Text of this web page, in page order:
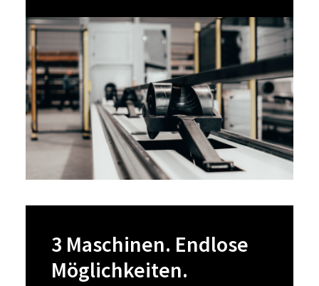
3 Maschinen. Endlose
Möglichkeiten.